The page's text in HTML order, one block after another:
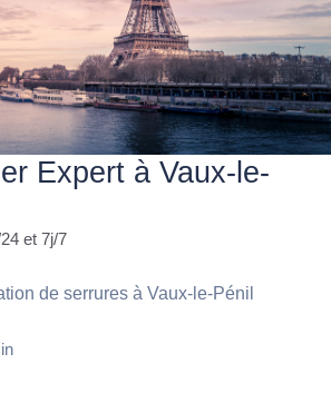
Expert à Vaux-le-
et 7j/7
de serrures à Vaux-le-Pénil